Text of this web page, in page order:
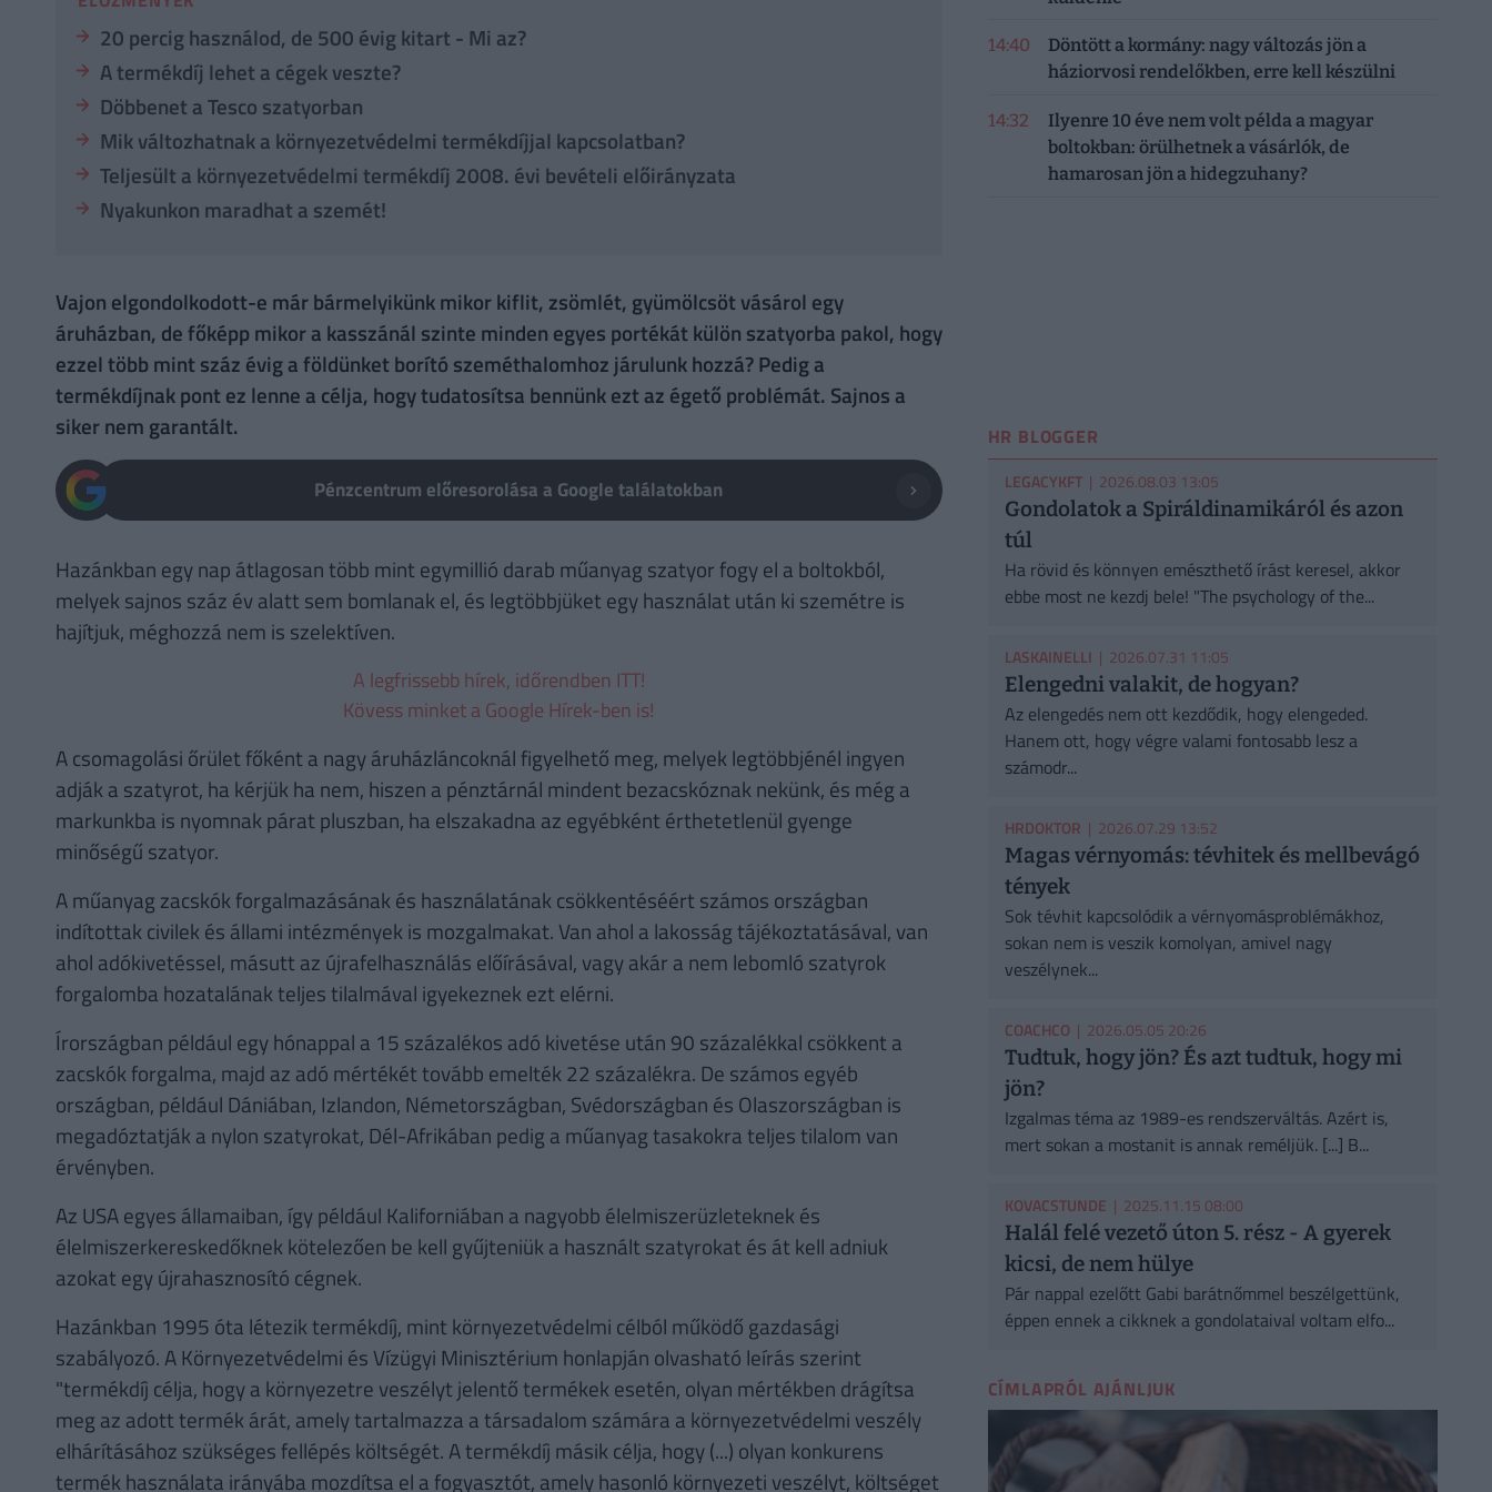
20 percig használod, de 500 évig kitart - Mi az?
A termékdíj lehet a cégek veszte?
Döbbenet a Tesco szatyorban
Mik változhatnak a környezetvédelmi termékdíjjal kapcsolatban?
Teljesült a környezetvédelmi termékdíj 2008. évi bevételi előirányzata
Nyakunkon maradhat a szemét!
Vajon elgondolkodott-e már bármelyikünk mikor kiflit, zsömlét, gyümölcsöt vásárol egy
áruházban, de főképp mikor a kasszánál szinte minden egyes portékát külön szatyorba pakol, hogy
ezzel több mint száz évig a földünket borító szeméthalomhoz járulunk hozzá? Pedig a
termékdíjnak pont ez lenne a célja, hogy tudatosítsa bennünk ezt az égető problémát. Sajnos a
siker nem garantált.
Pénzcentrum előresorolása a Google találatokban
Hazánkban egy nap átlagosan több mint egymillió darab műanyag szatyor fogy el a boltokból,
melyek sajnos száz év alatt sem bomlanak el, és legtöbbjüket egy használat után ki szemétre is
hajítjuk, méghozzá nem is szelektíven.
A legfrissebb hírek, időrendben ITT!
Kövess minket a Google Hírek-ben is!
A csomagolási őrület főként a nagy áruházláncoknál figyelhető meg, melyek legtöbbjénél ingyen
adják a szatyrot, ha kérjük ha nem, hiszen a pénztárnál mindent bezacskóznak nekünk, és még a
markunkba is nyomnak párat pluszban, ha elszakadna az egyébként érthetetlenül gyenge
minőségű szatyor.
A műanyag zacskók forgalmazásának és használatának csökkentéséért számos országban
indítottak civilek és állami intézmények is mozgalmakat. Van ahol a lakosság tájékoztatásával, van
ahol adókivetéssel, másutt az újrafelhasználás előírásával, vagy akár a nem lebomló szatyrok
forgalomba hozatalának teljes tilalmával igyekeznek ezt elérni.
Írországban például egy hónappal a 15 százalékos adó kivetése után 90 százalékkal csökkent a
zacskók forgalma, majd az adó mértékét tovább emelték 22 százalékra. De számos egyéb
országban, például Dániában, Izlandon, Németországban, Svédországban és Olaszországban is
megadóztatják a nylon szatyrokat, Dél-Afrikában pedig a műanyag tasakokra teljes tilalom van
érvényben.
Az USA egyes államaiban, így például Kaliforniában a nagyobb élelmiszerüzleteknek és
élelmiszerkereskedőknek kötelezően be kell gyűjteniük a használt szatyrokat és át kell adniuk
azokat egy újrahasznosító cégnek.
Hazánkban 1995 óta létezik termékdíj, mint környezetvédelmi célból működő gazdasági
szabályozó. A Környezetvédelmi és Vízügyi Minisztérium honlapján olvasható leírás szerint
"termékdíj célja, hogy a környezetre veszélyt jelentő termékek esetén, olyan mértékben drágítsa
meg az adott termék árát, amely tartalmazza a társadalom számára a környezetvédelmi veszély
elhárításához szükséges fellépés költségét. A termékdíj másik célja, hogy (...) olyan konkurens
termék használata irányába mozdítsa el a fogyasztót, amely hasonló környezeti veszélyt, költséget
14:40
Döntött a kormány: nagy változás jön a
háziorvosi rendelőkben, erre kell készülni
14:32
Ilyenre 10 éve nem volt példa a magyar
boltokban: örülhetnek a vásárlók, de
hamarosan jön a hidegzuhany?
HR BLOGGER
LEGACYKFT| 2026.08.03 13:05
Gondolatok a Spiráldinamikáról és azon
túl
Ha rövid és könnyen emészthető írást keresel, akkor
ebbe most ne kezdj bele! "The psychology of the...
LASKAINELLI | 2026.07.31 11:05
Elengedni valakit, de hogyan?
Az elengedés nem ott kezdődik, hogy elengeded.
Hanem ott, hogy végre valami fontosabb lesz a
számodr...
HRDOKTOR | 2026.07.29 13:52
Magas vérnyomás: tévhitek és mellbevágó
tények
Sok tévhit kapcsolódik a vérnyomásproblémákhoz,
sokan nem is veszik komolyan, amivel nagy
veszélynek...
COACHCO | 2026.05.05 20:26
Tudtuk, hogy jön? És azt tudtuk, hogy mi
jön?
Izgalmas téma az 1989-es rendszerváltás. Azért is,
mert sokan a mostanit is annak reméljük. [...] B...
KOVACSTUNDE | 2025.11.15 08:00
Halál felé vezető úton 5. rész - A gyerek
kicsi, de nem hülye
Pár nappal ezelőtt Gabi barátnőmmel beszélgettünk,
éppen ennek a cikknek a gondolataival voltam elfo...
CÍMLAPRÓL AJÁNLJUK